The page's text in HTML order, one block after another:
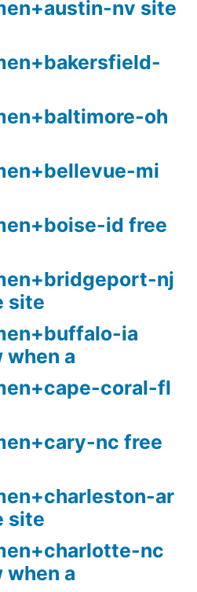
nv site
oh
mi
id free
nj
site
ia
a
coral-fl
nc free
ar
site
nc
a